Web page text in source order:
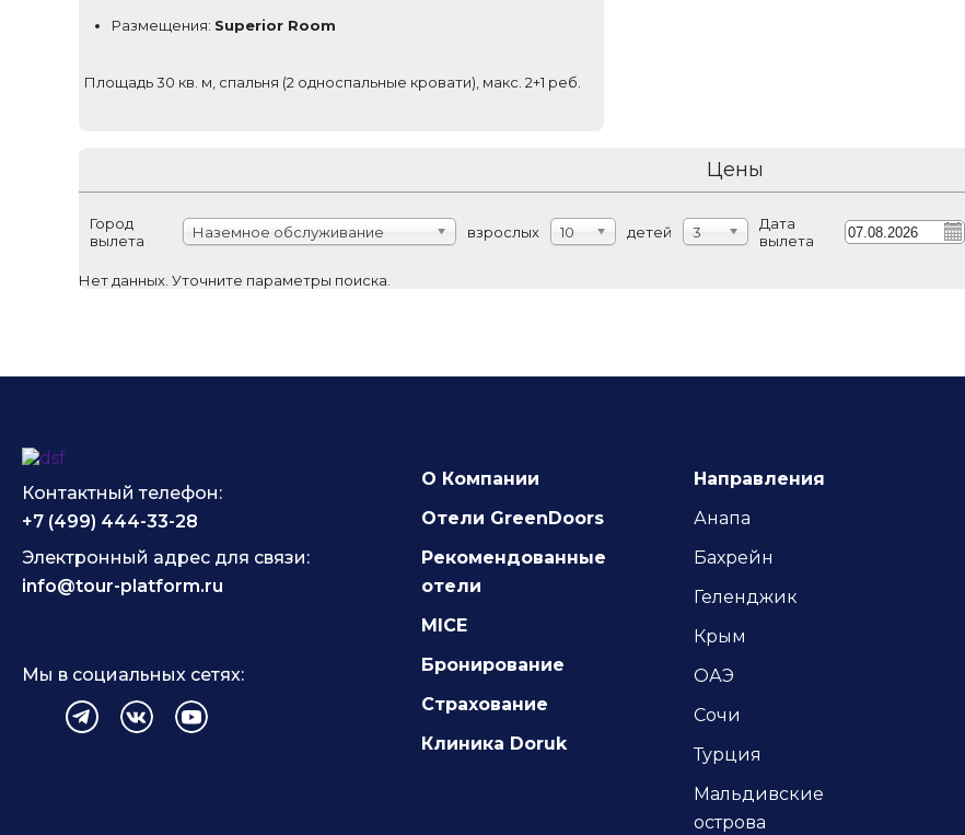
Размещения: Superior Room
Площадь 30 кв. м, спальня (2 односпальные кровати), макс. 2+1 реб.
Цены
Город
вылета
Наземное обслуживание взрослых 10 детей 3
Дата
вылета
Нет данных. Уточните параметры поиска.
Контактный телефон:
+7 (499) 444-33-28
Электронный адрес для связи:
info@tour-platform.ru
Мы в социальных сетях:
О Компании
Отели GreenDoors
Рекомендованные
отели
MICE
Бронирование
Страхование
Клиника Doruk
Направления
Анапа
Бахрейн
Геленджик
Крым
ОАЭ
Сочи
Турция
Мальдивские
острова